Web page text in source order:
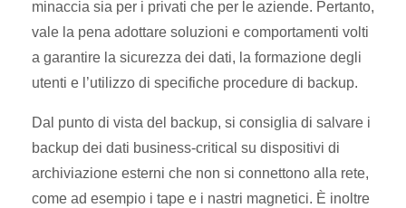
minaccia sia per i privati che per le aziende. Pertanto,
vale la pena adottare soluzioni e comportamenti volti
a garantire la sicurezza dei dati, la formazione degli
utenti e l’utilizzo di specifiche procedure di backup.
Dal punto di vista del backup, si consiglia di salvare i
backup dei dati business-critical su dispositivi di
archiviazione esterni che non si connettono alla rete,
come ad esempio i tape e i nastri magnetici. È inoltre